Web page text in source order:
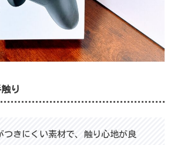
り
つきにくい素材で、触り心地が良